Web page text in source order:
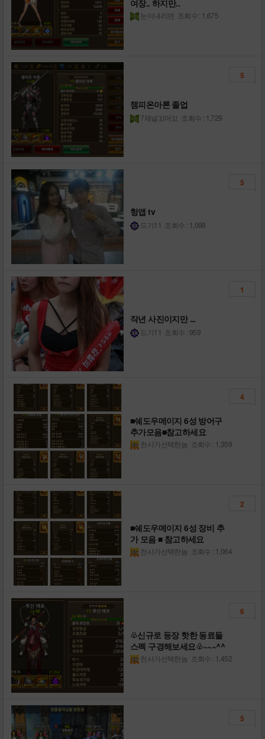
여장.. 하지만..
눈이내리면 조회수 : 1,675
챔피온아론 졸업
7채널꼬머꼬 조회수 : 1,729
5
헝앱 tv
드기11 조회수 : 1,098
5
작년 사진이지만 ...
드기11 조회수 : 959
1
■쉐도우메이지 6성 방어구
추가모음■참고하세요
천사가선택한놈 조회수 : 1,359
4
■쉐도우메이지 6성 장비 추
가 모음 ■ 참고하세요
천사가선택한놈 조회수 : 1,064
2
♧신규로 등장 핫한 동료들
스펙 구경해보세요♧~~~^^
천사가선택한놈 조회수 : 1,452
6
5